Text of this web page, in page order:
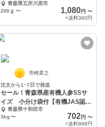
青森県五所川原市
200ｇ 〜 1,080円 〜
+送料360円
市崎貴之
注文から1~7日で発送
セール！青森県産有機人参SSサ
イズ 小分け袋付【有機JAS認
証】【自然農法認証】
青森県十和田市
3kg 〜 702円 〜
+送料998円